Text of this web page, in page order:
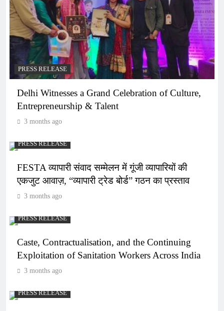
PRESS RELEASE
Delhi Witnesses a Grand Celebration of Culture,
Entrepreneurship & Talent
3 months ago
PRESS RELEASE
FESTA व्यापारी संवाद सम्मेलन में गूंजी व्यापारियों की
एकजुट आवाज़, “व्यापारी ट्रेड बोर्ड” गठन का प्रस्ताव
3 months ago
PRESS RELEASE
Caste, Contractualisation, and the Continuing
Exploitation of Sanitation Workers Across India
3 months ago
PRESS RELEASE